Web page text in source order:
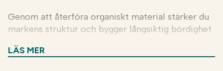
Genom att återföra organiskt material stärker du
markens struktur och bygger långsiktig bördighet
LÄS MER